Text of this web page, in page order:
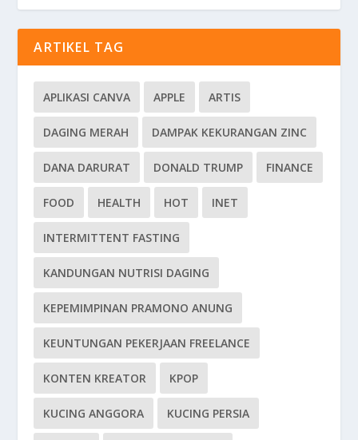
ARTIKEL TAG
APLIKASI CANVA APPLE ARTIS
DAGING MERAH DAMPAK KEKURANGAN ZINC
DANA DARURAT DONALD TRUMP FINANCE
FOOD HEALTH HOT INET
INTERMITTENT FASTING
KANDUNGAN NUTRISI DAGING
KEPEMIMPINAN PRAMONO ANUNG
KEUNTUNGAN PEKERJAAN FREELANCE
KONTEN KREATOR KPOP
KUCING ANGGORA KUCING PERSIA